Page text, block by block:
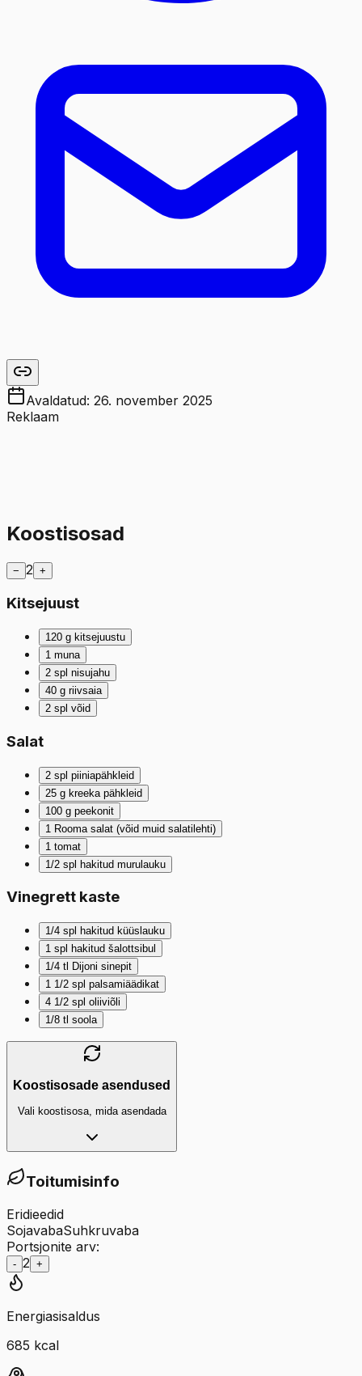
Avaldatud: 26. november 2025
Reklaam
Koostisosad
− 2 +
Kitsejuust
120 g kitsejuustu
1 muna
2 spl nisujahu
40 g riivsaia
2 spl võid
Salat
2 spl piiniapähkleid
25 g kreeka pähkleid
100 g peekonit
1 Rooma salat (võid muid salatilehti)
1 tomat
1/2 spl hakitud murulauku
Vinegrett kaste
1/4 spl hakitud küüslauku
1 spl hakitud šalottsibul
1/4 tl Dijoni sinepit
1 1/2 spl palsamiäädikat
4 1/2 spl oliiviõli
1/8 tl soola
Koostisosade asendused
Vali koostisosa, mida asendada
Toitumisinfo
Eridieedid
SojavabaSuhkruvaba
Portsjonite arv:
- 2 +
Energiasisaldus
685 kcal